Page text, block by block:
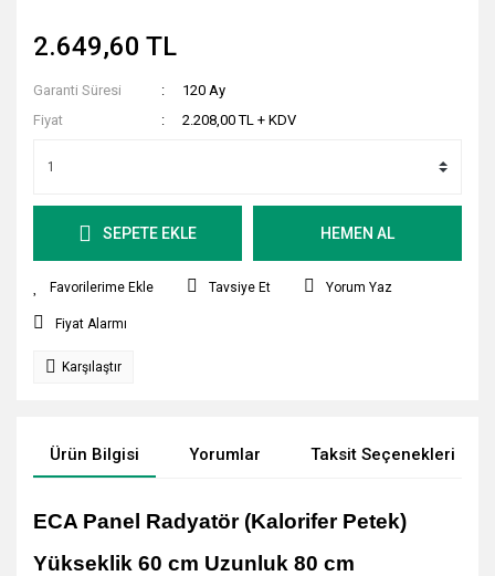
2.649,60 TL
Garanti Süresi
120 Ay
Fiyat
2.208,00 TL + KDV
SEPETE EKLE HEMEN AL
Tavsiye Et Yorum Yaz
Fiyat Alarmı
Karşılaştır
Ürün Bilgisi Yorumlar Taksit Seçenekleri
ECA Panel Radyatör (Kalorifer Petek)
Yükseklik 60 cm Uzunluk 80 cm